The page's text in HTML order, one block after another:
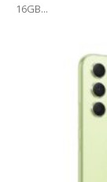
16GB...